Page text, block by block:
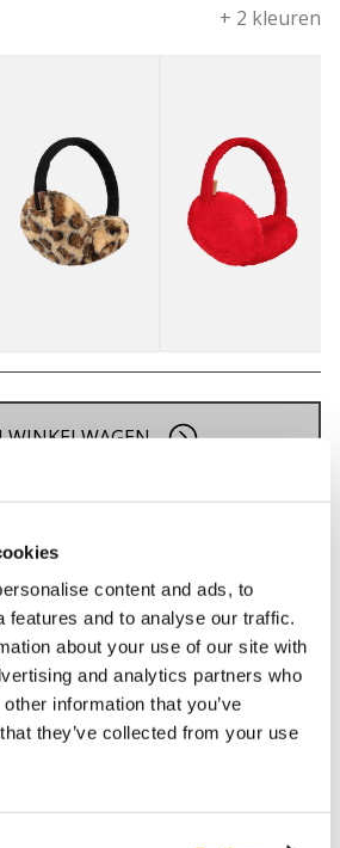
content and ads, to
features and to analyse our traffic.
about your use of our site with
and analytics partners who
information that you’ve
they’ve collected from your use
+ 2 kleuren
WINKELWAGEN
worden dezelfde dag verzonden
voor orders boven € 50,- binnen
retourneren